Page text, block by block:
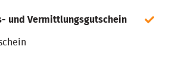
und Vermittlungsgutschein